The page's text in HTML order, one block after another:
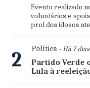
Evento realizado
voluntários e
prol dos idosos
2 Política- Há 7
Partido Verde
Lula à